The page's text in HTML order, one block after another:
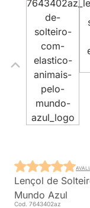
Lençol de
Mundo Azul
Cod. 7643402az